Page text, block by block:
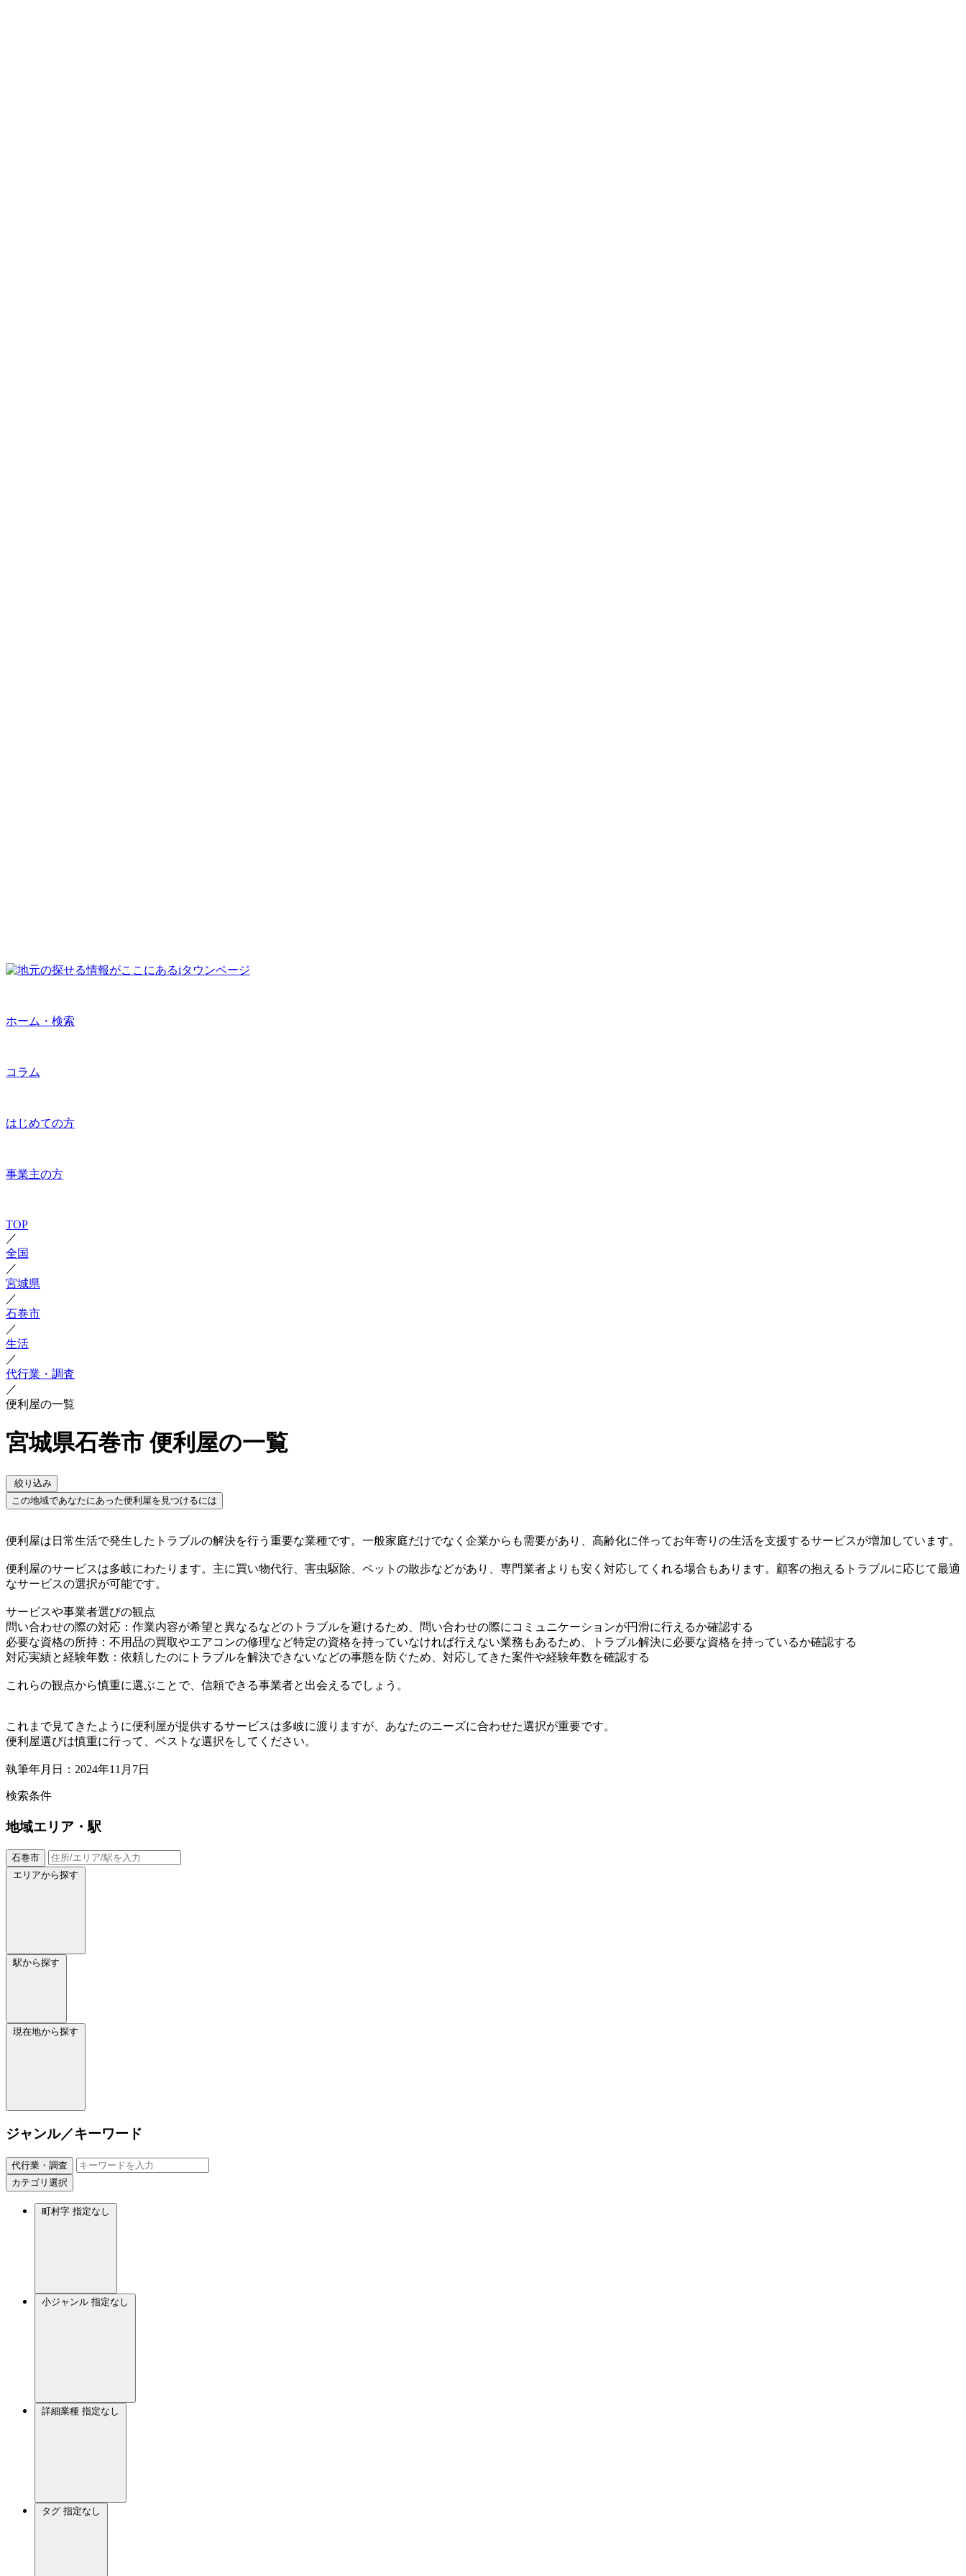
ホーム・検索
コラム
はじめての方
事業主の方
TOP
／
全国
／
宮城県
／
石巻市
／
生活
／
代行業・調査
／
便利屋の一覧
宮城県石巻市 便利屋の一覧
絞り込み
この地域であなたにあった便利屋を見つけるには
便利屋は日常生活で発生したトラブルの解決を行う重要な業種です。一般家庭だけでなく企業からも需要があり、高齢化に伴ってお年寄りの生活を支援するサービスが増加しています。
便利屋のサービスは多岐にわたります。主に買い物代行、害虫駆除、ペットの散歩などがあり、専門業者よりも安く対応してくれる場合もあります。顧客の抱えるトラブルに応じて最適
なサービスの選択が可能です。
サービスや事業者選びの観点
問い合わせの際の対応：作業内容が希望と異なるなどのトラブルを避けるため、問い合わせの際にコミュニケーションが円滑に行えるか確認する
必要な資格の所持：不用品の買取やエアコンの修理など特定の資格を持っていなければ行えない業務もあるため、トラブル解決に必要な資格を持っているか確認する
対応実績と経験年数：依頼したのにトラブルを解決できないなどの事態を防ぐため、対応してきた案件や経験年数を確認する
これらの観点から慎重に選ぶことで、信頼できる事業者と出会えるでしょう。
これまで見てきたように便利屋が提供するサービスは多岐に渡りますが、あなたのニーズに合わせた選択が重要です。
便利屋選びは慎重に行って、ベストな選択をしてください。
執筆年月日：2024年11月7日
検索条件
地域エリア・駅
石巻市
エリアから探す
駅から探す
現在地から探す
ジャンル／キーワード
代行業・調査
カテゴリ選択
町村字 指定なし
小ジャンル 指定なし
詳細業種 指定なし
タグ 指定なし